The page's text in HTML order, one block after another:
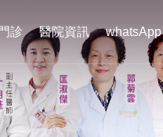
診 醫院資訊 whatsApp